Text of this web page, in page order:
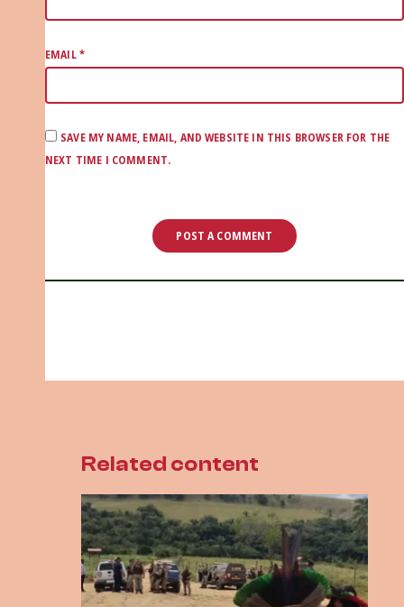
EMAIL*
SAVE MY NAME, EMAIL, AND WEBSITE IN THIS BROWSER FOR THE
NEXT TIME I COMMENT.
Related content